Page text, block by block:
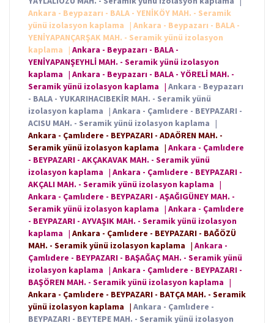
Ankara - Beypazarı - BALA - YENİKÖY MAH. - Seramik
yünü izolasyon kaplama
| Ankara - Beypazarı - BALA -
YENİYAPANÇARŞAK MAH. - Seramik yünü izolasyon
kaplama
| Ankara - Beypazarı - BALA -
YENİYAPANŞEYHLİ MAH. - Seramik yünü izolasyon
kaplama | Ankara - Beypazarı - BALA - YÖRELİ MAH. -
Seramik yünü izolasyon kaplama | Ankara - Beypazarı
- BALA - YUKARIHACIBEKİR MAH. - Seramik yünü
izolasyon kaplama | Ankara - Çamlıdere - BEYPAZARI -
ACISU MAH. - Seramik yünü izolasyon kaplama |
Ankara - Çamlıdere - BEYPAZARI - ADAÖREN MAH. -
Seramik yünü izolasyon kaplama | Ankara - Çamlıdere
- BEYPAZARI - AKÇAKAVAK MAH. - Seramik yünü
izolasyon kaplama | Ankara - Çamlıdere - BEYPAZARI -
AKÇALI MAH. - Seramik yünü izolasyon kaplama |
Ankara - Çamlıdere - BEYPAZARI - AŞAĞIGÜNEY MAH. -
Seramik yünü izolasyon kaplama | Ankara - Çamlıdere
- BEYPAZARI - AYVAŞIK MAH. - Seramik yünü izolasyon
kaplama | Ankara - Çamlıdere - BEYPAZARI - BAĞÖZÜ
MAH. - Seramik yünü izolasyon kaplama | Ankara -
Çamlıdere - BEYPAZARI - BAŞAĞAÇ MAH. - Seramik yünü
izolasyon kaplama | Ankara - Çamlıdere - BEYPAZARI -
BAŞÖREN MAH. - Seramik yünü izolasyon kaplama |
Ankara - Çamlıdere - BEYPAZARI - BATÇA MAH. - Seramik
yünü izolasyon kaplama | Ankara - Çamlıdere -
BEYPAZARI - BEYTEPE MAH. - Seramik yünü izolasyon